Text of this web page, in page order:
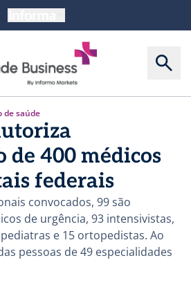
de saúde
de 400 médicos
federais
convocados, 99 são
de urgência, 93 intensivistas,
e 15 ortopedistas. Ao
pessoas de 49 especialidades